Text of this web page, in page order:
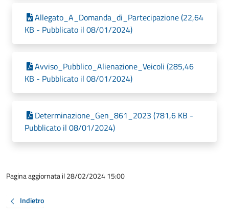
Allegato_A_Domanda_di_Partecipazione (22,64
KB - Pubblicato il 08/01/2024)
Avviso_Pubblico_Alienazione_Veicoli (285,46
KB - Pubblicato il 08/01/2024)
Determinazione_Gen_861_2023 (781,6 KB -
Pubblicato il 08/01/2024)
Pagina aggiornata il 28/02/2024 15:00
Indietro